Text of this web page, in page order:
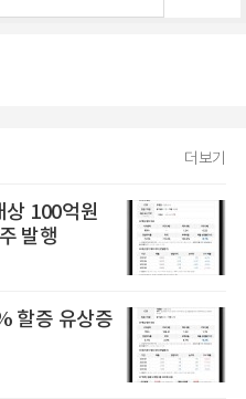
더보기
상 100억원
발행
할증 유상증